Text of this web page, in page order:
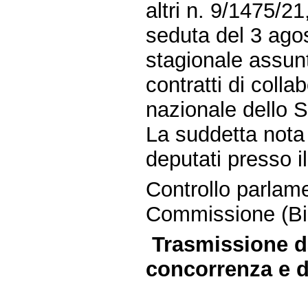
altri n. 9/1475/
seduta del 3
stagionale
contratti di
nazionale dello
La suddetta
deputati presso
Controllo
Commissione
Trasmissione
concorrenza e